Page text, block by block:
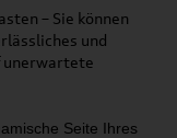
– Sie können
und
unerwartete
Seite Ihres